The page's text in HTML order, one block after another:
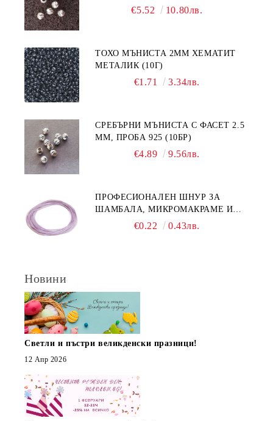
€5.52 10.80лв.
ТОХО МЪНИСТА 2ММ ХЕМАТИТ
МЕТАЛИК (10Г)
€1.71 3.34лв.
СРЕБЪРНИ МЪНИСТА С ФАСЕТ 2.5
ММ, ПРОБА 925 (10БР)
€4.89 9.56лв.
ПРОФЕСИОНАЛЕН ШНУР ЗА
ШАМБАЛА, МИКРОМАКРАМЕ И
ВЪЗЛИ,GRIFFIN, ЦВЯТ ЛЮЛЯК1ММ
€0.22 0.43лв.
Новини
Светли и пъстри великденски празници!
12 Апр 2026